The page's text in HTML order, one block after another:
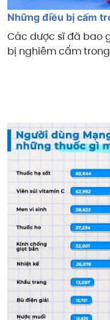
Những điều bị cấm
Các dược sĩ đã bao
bị nghiêm cấm